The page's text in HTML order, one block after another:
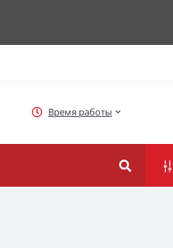
Время работы